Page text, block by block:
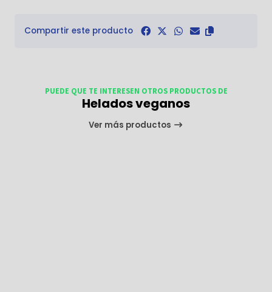
Compartir este producto
PUEDE QUE TE INTERESEN OTROS PRODUCTOS DE
Helados veganos
Ver más productos